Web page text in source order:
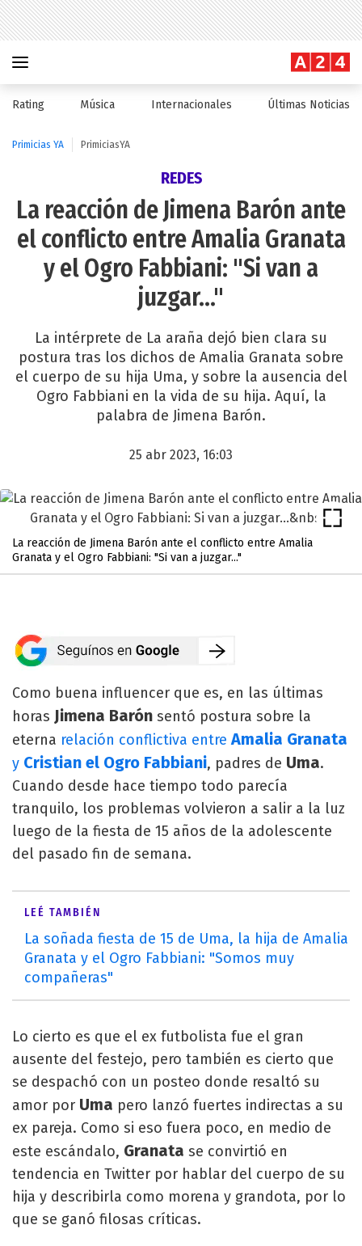
Rating Música Internacionales Últimas Noticias
Primicias YA PrimiciasYA
REDES
La reacción de Jimena Barón ante
el conflicto entre Amalia Granata
y el Ogro Fabbiani: "Si van a
juzgar..."
La intérprete de La araña dejó bien clara su
postura tras los dichos de Amalia Granata sobre
el cuerpo de su hija Uma, y sobre la ausencia del
Ogro Fabbiani en la vida de su hija. Aquí, la
palabra de Jimena Barón.
25 abr 2023, 16:03
La reacción de Jimena Barón ante el conflicto entre Amalia
Granata y el Ogro Fabbiani: "Si van a juzgar..."
Como buena influencer que es, en las últimas
horas Jimena Barón sentó postura sobre la
eterna relación conflictiva entreAmalia Granata
y Cristian el Ogro Fabbiani, padres de Uma.
Cuando desde hace tiempo todo parecía
tranquilo, los problemas volvieron a salir a la luz
luego de la fiesta de 15 años de la adolescente
del pasado fin de semana.
LEÉ TAMBIÉN
La soñada fiesta de 15 de Uma, la hija de Amalia
Granata y el Ogro Fabbiani: "Somos muy
compañeras"
Lo cierto es que el ex futbolista fue el gran
ausente del festejo, pero también es cierto que
se despachó con un posteo donde resaltó su
amor por Uma pero lanzó fuertes indirectas a su
ex pareja. Como si eso fuera poco, en medio de
este escándalo, Granata se convirtió en
tendencia en Twitter por hablar del cuerpo de su
hija y describirla como morena y grandota, por lo
que se ganó filosas críticas.